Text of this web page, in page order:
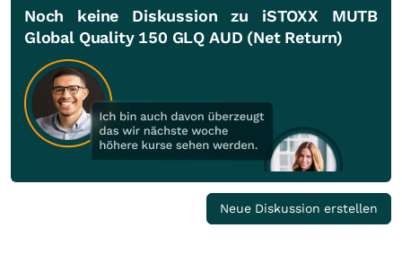
Noch keine Diskussion zu iSTOXX MUTB
Global Quality 150 GLQ AUD (Net Return)
Neue Diskussion erstellen